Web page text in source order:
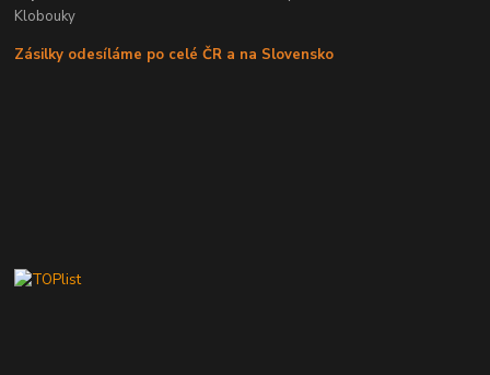
Klobouky
Zásilky odesíláme po celé ČR a na Slovensko